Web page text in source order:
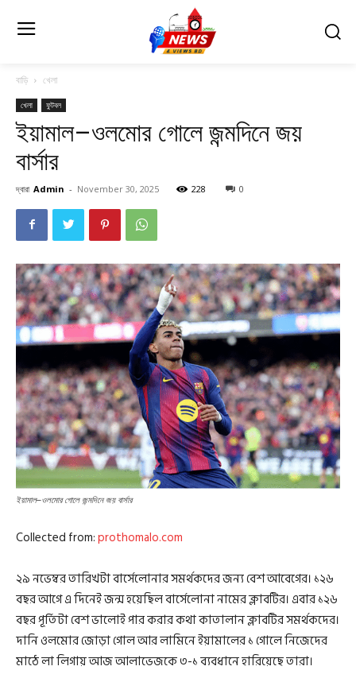
বাড়ি খেলা
খেলা ফুটবল
ইয়ামাল–ওলমোর গোলে জন্মদিনে জয়
বার্সার
দ্বারা Admin - November 30, 2025 228 0
ইয়ামাল–ওলমোর গোলে জন্মদিনে জয় বার্সার
Collected from:prothomalo.com
২৯ নভেম্বর তারিখটা বার্সেলোনার সমর্থকদের জন্য বেশ আবেগের। ১২৬
বছর আগে এ দিনেই জন্ম হয়েছিল বার্সেলোনা নামের ক্লাবটির। এবার ১২৬
বছর পূর্তিটা বেশ ভালোই পার করার কথা কাতালান ক্লাবটির সমর্থকদের।
দানি ওলমোর জোড়া গোল আর লামিনে ইয়ামালের ১ গোলে নিজেদের
মাঠে লা লিগায় আজ আলাভেজকে ৩-১ ব্যবধানে হারিয়েছে তারা।